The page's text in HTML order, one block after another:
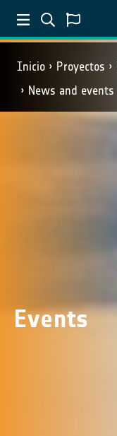
Inicio Proyectos
News and events
Events